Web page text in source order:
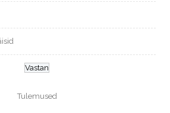
Tulemused